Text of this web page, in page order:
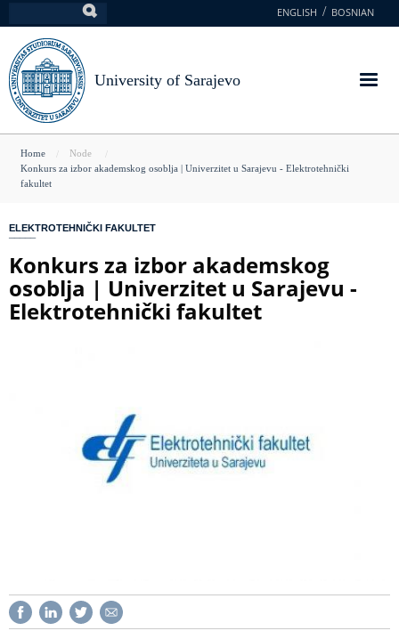
to
main
content
ENGLISH BOSNIAN
University of Sarajevo
You
are
Home
Node
Konkurs za izbor akademskog osoblja | Univerzitet u Sarajevu - Elektrotehnički
fakultet
ELEKTROTEHNIČKI FAKULTET
Konkurs za izbor akademskog
osoblja | Univerzitet u Sarajevu -
Elektrotehnički fakultet